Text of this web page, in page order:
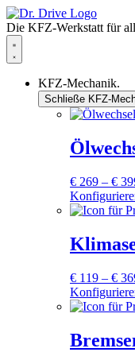
Zum
Inhalt
springen
Die KFZ-Werkstatt für
KFZ-Mechanik.
Schließe KFZ-
€ 269 – €
Dieses
weist
mehrere
auf.
Die
Optionen
auf
der
€ 119 – €
Dieses
weist
mehrere